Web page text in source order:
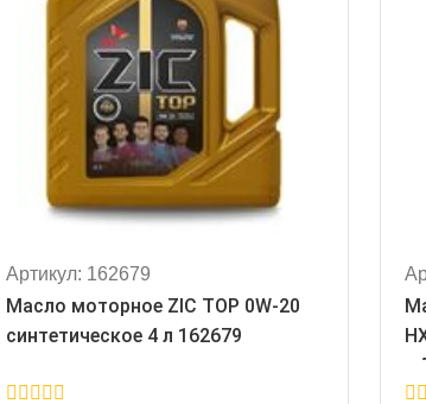
Артикул: 162679
Масло моторное ZIC TOP 0W-20
синтетическое 4 л 162679